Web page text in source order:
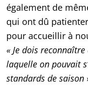
également de
qui ont dû
pour accueillir à
« Je dois
laquelle on pouvait
standards de saison